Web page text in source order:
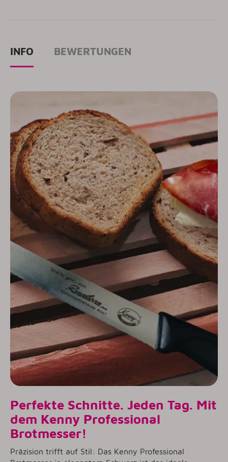
INFO BEWERTUNGEN
Perfekte Schnitte. Jeden Tag. Mit
dem Kenny Professional
Brotmesser!
Präzision trifft auf Stil: Das Kenny Professional